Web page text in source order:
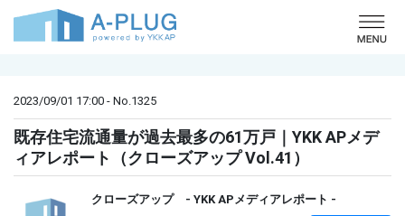
2023/09/01 17:00 - No.1325
既存住宅流通量が過去最多の61万戸｜YKK APメデ
ィアレポート（クローズアップ Vol.41）
クローズアップ - YKK APメディアレポート -